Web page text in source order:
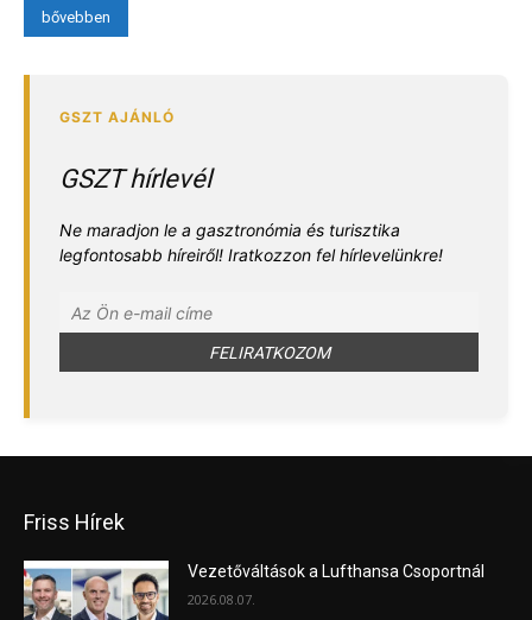
bővebben
GSZT hírlevél
Ne maradjon le a gasztronómia és turisztika
legfontosabb híreiről! Iratkozzon fel hírlevelünkre!
Friss Hírek
Vezetőváltások a Lufthansa Csoportnál
2026.08.07.